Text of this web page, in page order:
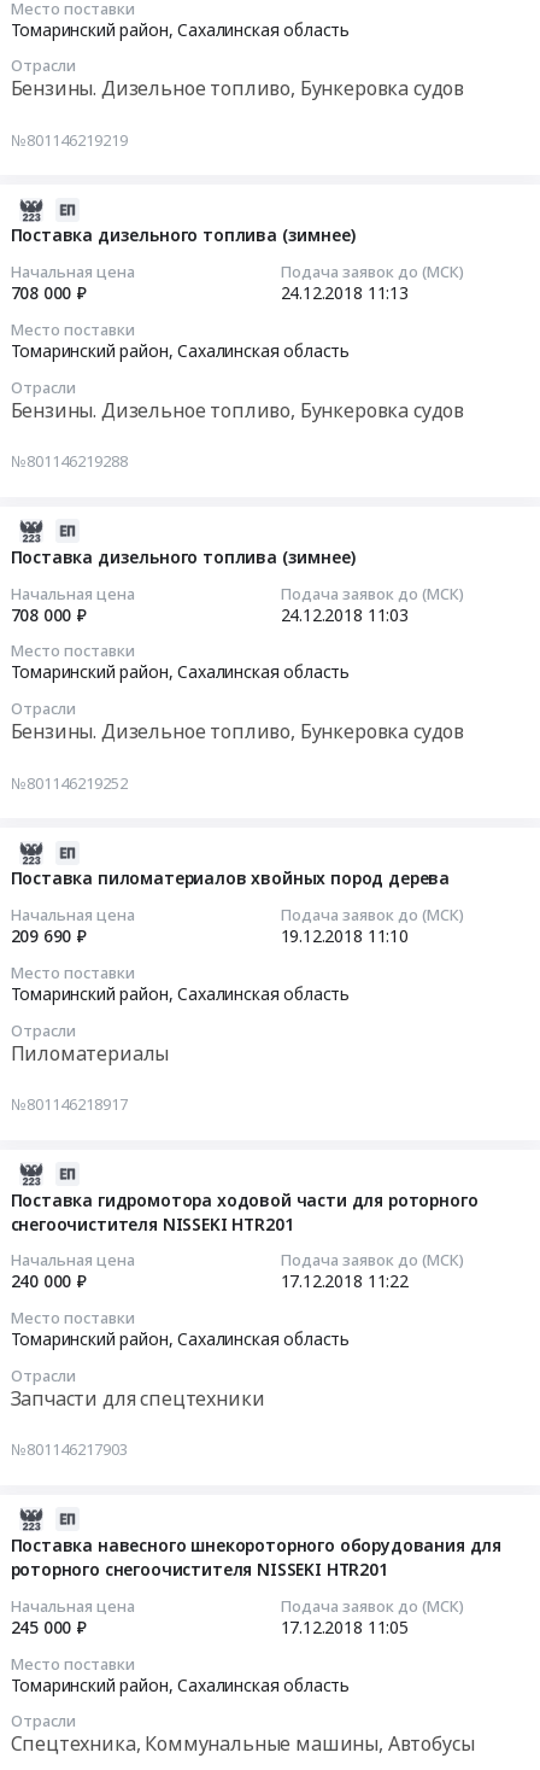
Место поставки
Томаринский район,Сахалинская область
Отрасли
Бензины. Дизельное топливо, Бункеровка судов
№801146219219
Поставка дизельного топлива (зимнее)
Начальная цена
708 000 ₽
Подача заявок до (МСК)
24.12.2018 11:13
Место поставки
Томаринский район,Сахалинская область
Отрасли
Бензины. Дизельное топливо, Бункеровка судов
№801146219288
Поставка дизельного топлива (зимнее)
Начальная цена
708 000 ₽
Подача заявок до (МСК)
24.12.2018 11:03
Место поставки
Томаринский район,Сахалинская область
Отрасли
Бензины. Дизельное топливо, Бункеровка судов
№801146219252
Поставка пиломатериалов хвойных пород дерева
Начальная цена
209 690 ₽
Подача заявок до (МСК)
19.12.2018 11:10
Место поставки
Томаринский район,Сахалинская область
Отрасли
Пиломатериалы
№801146218917
Поставка гидромотора ходовой части для роторного
снегоочистителя NISSEKI HTR201
Начальная цена
240 000 ₽
Подача заявок до (МСК)
17.12.2018 11:22
Место поставки
Томаринский район,Сахалинская область
Отрасли
Запчасти для спецтехники
№801146217903
Поставка навесного шнекороторного оборудования для
роторного снегоочистителя NISSEKI HTR201
Начальная цена
245 000 ₽
Подача заявок до (МСК)
17.12.2018 11:05
Место поставки
Томаринский район,Сахалинская область
Отрасли
Спецтехника, Коммунальные машины, Автобусы